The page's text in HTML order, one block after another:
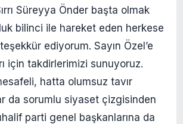
Süreyya Önder başta olmak
bilinci ile hareket eden herkese
ediyorum. Sayın Özel’e
için takdirlerimizi sunuyoruz.
hatta olumsuz tavır
da sorumlu siyaset çizgisinden
parti genel başkanlarına da